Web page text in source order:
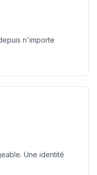
n'importe
Une identité